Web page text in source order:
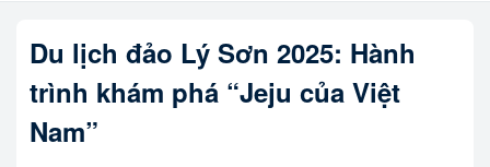
Du lịch đảo Lý Sơn 2025: Hành
trình khám phá “Jeju của Việt
Nam”